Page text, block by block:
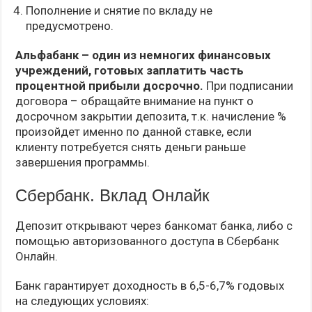
Пополнение и снятие по вкладу не
предусмотрено.
Альфабанк – один из немногих финансовых
учреждений, готовых заплатить часть
процентной прибыли досрочно. При подписании
договора – обращайте внимание на пункт о
досрочном закрытии депозита, т.к. начисление %
произойдет именно по данной ставке, если
клиенту потребуется снять деньги раньше
завершения программы.
Сбербанк. Вклад Онлайк
Депозит открывают через банкомат банка, либо с
помощью авторизованного доступа в Сбербанк
Онлайн.
Банк гарантирует доходность в 6,5-6,7% годовых
на следующих условиях: